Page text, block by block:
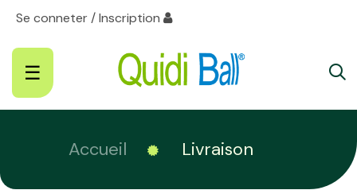
Se conneter / Inscription
Basculer
la
☰
Accueil Livraison